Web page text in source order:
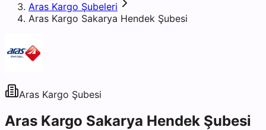
Aras Kargo Şubeleri
Aras Kargo Sakarya Hendek Şubesi
Aras Kargo Şubesi
Aras Kargo Sakarya Hendek Şubesi